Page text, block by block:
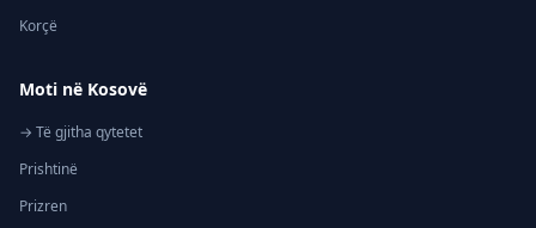
Korçë
Moti në Kosovë
→ Të gjitha qytetet
Prishtinë
Prizren